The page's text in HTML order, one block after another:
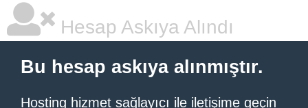
Hesap Askıya Alındı
Bu hesap askıya alınmıştır.
Hosting hizmet sağlayıcı ile iletişime geçin